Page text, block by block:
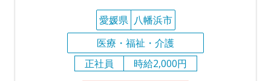
愛媛県 八幡浜市
医療・福祉・介護
正社員
時給2,000円